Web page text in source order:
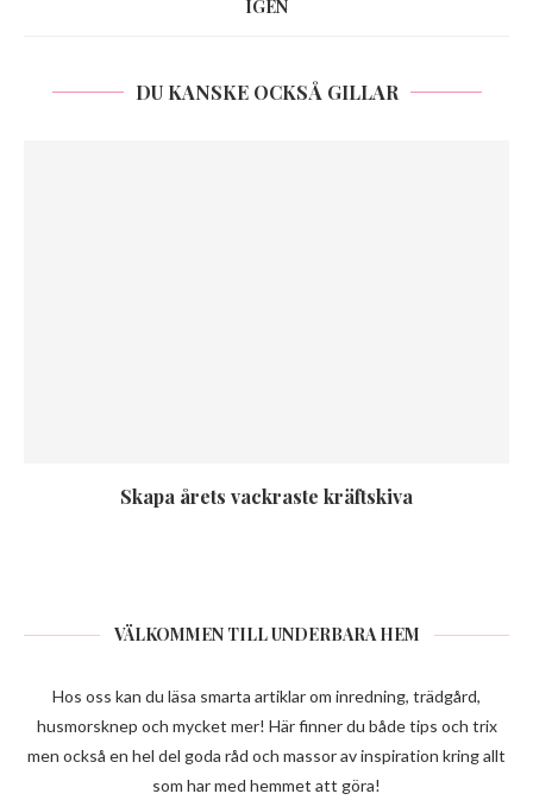
IGEN
DU KANSKE OCKSÅ GILLAR
Skapa årets vackraste kräftskiva
VÄLKOMMEN TILL UNDERBARA HEM
Hos oss kan du läsa smarta artiklar om inredning, trädgård,
husmorsknep och mycket mer! Här finner du både tips och trix
men också en hel del goda råd och massor av inspiration kring allt
som har med hemmet att göra!